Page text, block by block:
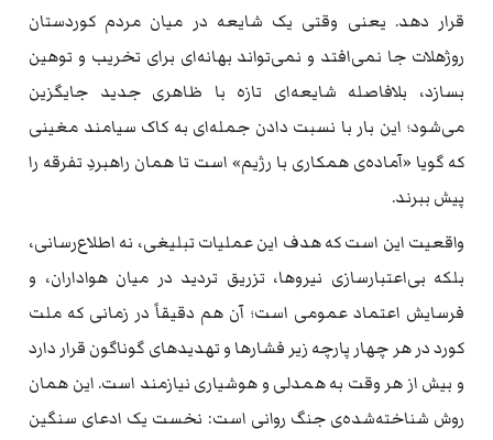
قرار دهد. یعنی وقتی یک شایعه در میان مردم کوردستان
روژهلات جا نمی‌افتد و نمی‌تواند بهانه‌ای برای تخریب و توهین
بسازد، بلافاصله شایعه‌ای تازه با ظاهری جدید جایگزین
می‌شود؛ این بار با نسبت دادن جمله‌ای به کاک سیامند مغینی
که گویا «آماده‌ی همکاری با رژیم» است تا همان راهبردِ تفرقه را
پیش ببرند.
واقعیت این است که هدف این عملیات تبلیغی، نه اطلاع‌رسانی،
بلکه بی‌اعتبارسازی نیروها، تزریق تردید در میان هواداران، و
فرسایش اعتماد عمومی است؛ آن هم دقیقاً در زمانی که ملت
کورد در هر چهار پارچه زیر فشارها و تهدیدهای گوناگون قرار دارد
و بیش از هر وقت به همدلی و هوشیاری نیازمند است. این همان
روش شناخته‌شده‌ی جنگ روانی است: نخست یک ادعای سنگین